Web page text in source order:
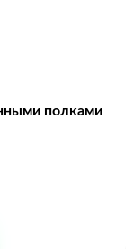
полками